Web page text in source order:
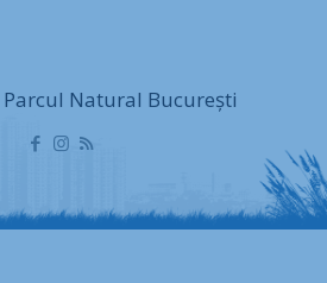
Natural București